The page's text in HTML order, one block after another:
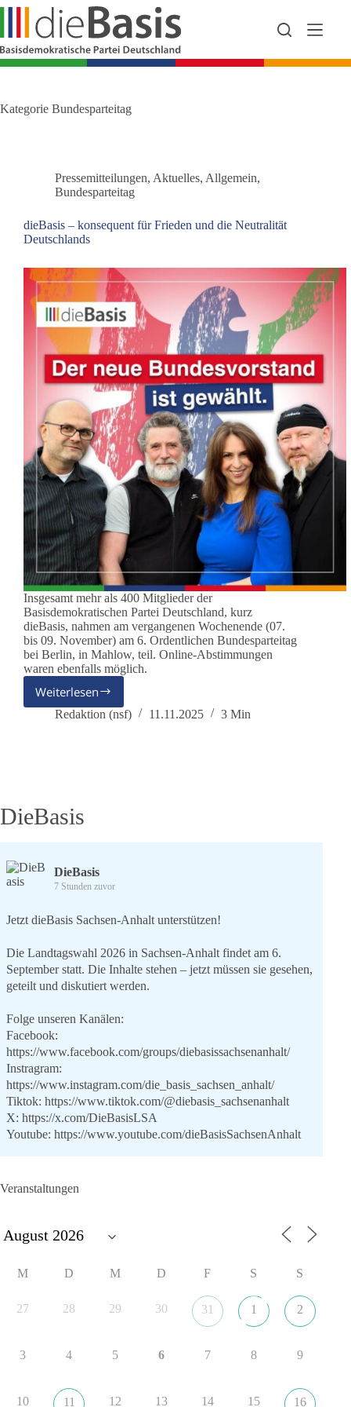
Zum
springen
Kategorie Bundesparteitag
Pressemitteilungen, Aktuelles, Allgemein,
Bundesparteitag
dieBasis – konsequent für Frieden und die Neutralität
Deutschlands
Insgesamt mehr als 400 Mitglieder der
Basisdemokratischen Partei Deutschland, kurz
dieBasis, nahmen am vergangenen Wochenende (07.
bis 09. November) am 6. Ordentlichen Bundesparteitag
bei Berlin, in Mahlow, teil. Online-Abstimmungen
waren ebenfalls möglich.
Weiterlesen
dieBasis
–
Neutralität
Deutschlands
Redaktion (nsf) 11.11.2025 3 Min
DieBasis
DieBasis
7 Stunden zuvor
Jetzt dieBasis Sachsen-Anhalt unterstützen!
Die Landtagswahl 2026 in Sachsen-Anhalt findet am 6.
September statt. Die Inhalte stehen – jetzt müssen sie gesehen,
geteilt und diskutiert werden.
Folge unseren Kanälen:
Facebook:
https://www.facebook.com/groups/diebasissachsenanhalt/
Instragram:
https://www.instagram.com/die_basis_sachsen_anhalt/
Tiktok: https://www.tiktok.com/@diebasis_sachsenanhalt
X: https://x.com/DieBasisLSA
Youtube: https://www.youtube.com/dieBasisSachsenAnhalt
lohnt, dieBasis zu wählen.
22 Auf Facebook ansehen
DieBasis
Veranstaltungen
M D M D F S S
27 28 29 30 31 1 2
3 4 5 6 7 8 9
10 11 12 13 14 15 16